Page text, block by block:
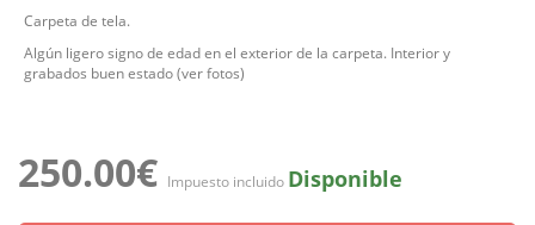
Carpeta de tela.
Algún ligero signo de edad en el exterior de la carpeta. Interior y
grabados buen estado (ver fotos)
250.00€ Impuesto incluido Disponible